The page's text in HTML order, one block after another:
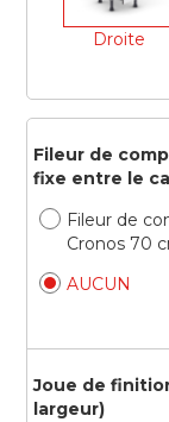
Droite
Fileur de
fixe entre le
Fileur de
Cronos 70
AUCUN
Joue de
largeur)